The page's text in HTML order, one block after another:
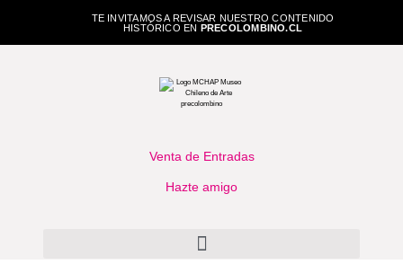
TE INVITAMOS A REVISAR NUESTRO CONTENIDO
HISTÓRICO EN PRECOLOMBINO.CL
Venta de Entradas
Hazte amigo